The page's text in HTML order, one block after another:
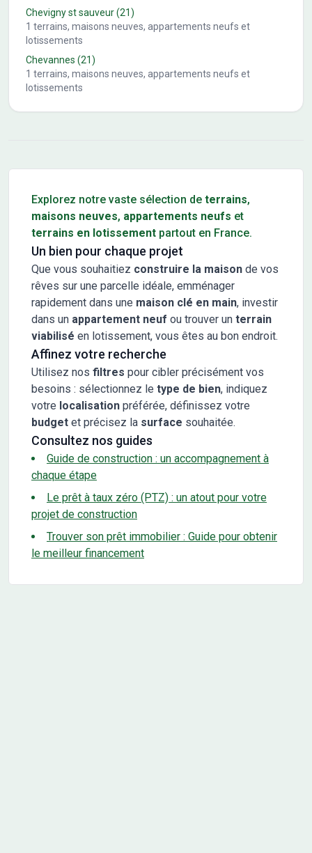
Chevigny st sauveur(21)
1 terrains, maisons neuves, appartements neufs et
lotissements
Chevannes (21)
1 terrains, maisons neuves, appartements neufs et
lotissements
Explorez notre vaste sélection de terrains,
maisons neuves, appartements neufs et
terrains en lotissement partout en France.
Un bien pour chaque projet
Que vous souhaitiez construire la maison de vos
rêves sur une parcelle idéale, emménager
rapidement dans une maison clé en main, investir
dans un appartement neuf ou trouver un terrain
viabilisé en lotissement, vous êtes au bon endroit.
Affinez votre recherche
Utilisez nos filtres pour cibler précisément vos
besoins : sélectionnez le type de bien, indiquez
votre localisation préférée, définissez votre
budget et précisez la surface souhaitée.
Consultez nos guides
Guide de construction : un accompagnement à
chaque étape
Le prêt à taux zéro (PTZ) : un atout pour votre
projet de construction
Trouver son prêt immobilier : Guide pour obtenir
le meilleur financement